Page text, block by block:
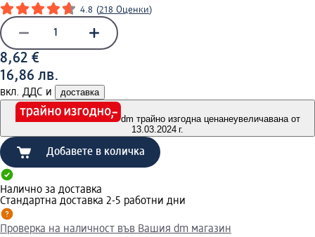
4.8 (218 Оценки)
8,62 €
16,86 лв.
вкл. ДДС и доставка
dm трайно изгодна ценанеувеличавана от
13.03.2024 г.
Добавете в количка
Налично за доставка
Стандартна доставка 2-5 работни дни
Проверка на наличност във Вашия dm магазин